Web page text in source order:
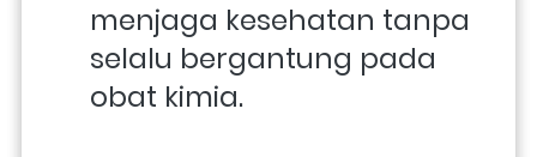
menjaga kesehatan tanpa
selalu bergantung pada
obat kimia.